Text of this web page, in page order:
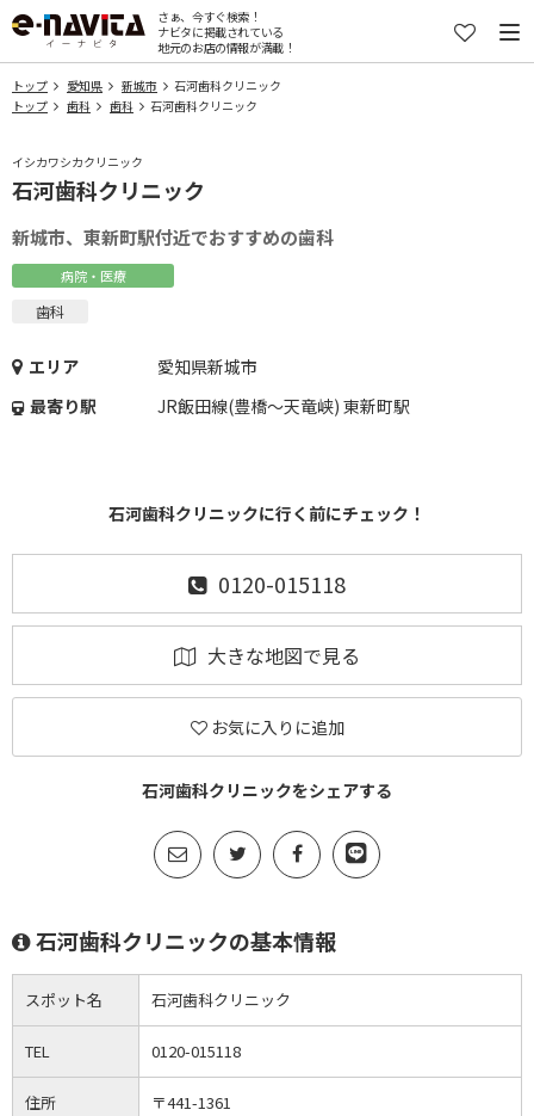
さぁ、今すぐ検索！
ナビタに掲載されている
地元のお店の情報が満載！
トップ 愛知県 新城市
石河歯科クリニック
トップ
歯科 歯科 石河歯科クリニック
イシカワシカクリニック
石河歯科クリニック
新城市、東新町駅付近でおすすめの歯科
病院・医療
歯科
エリア
愛知県新城市
最寄り駅
JR飯田線(豊橋～天竜峡) 東新町駅
石河歯科クリニックに行く前にチェック！
0120-015118
大きな地図で見る
お気に入りに追加
石河歯科クリニックをシェアする
石河歯科クリニックの基本情報
スポット名 石河歯科クリニック
TEL 0120-015118
住所
〒441-1361